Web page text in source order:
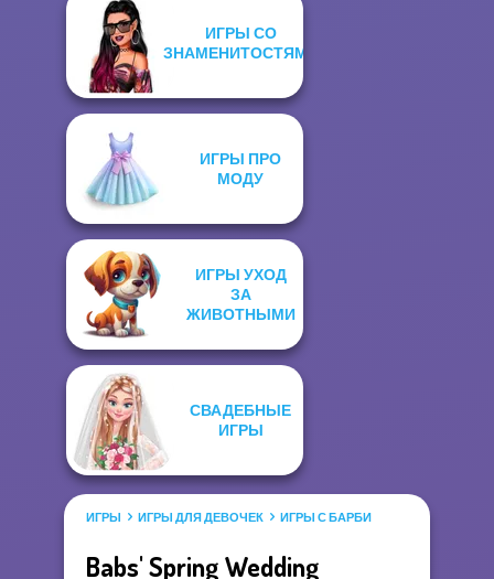
ИГРЫ СО
ЗНАМЕНИТОСТЯМИ
ИГРЫ ПРО
МОДУ
ИГРЫ УХОД
ЗА
ЖИВОТНЫМИ
СВАДЕБНЫЕ
ИГРЫ
ИГРЫ ИГРЫ ДЛЯ ДЕВОЧЕК ИГРЫ С БАРБИ
Babs' Spring Wedding